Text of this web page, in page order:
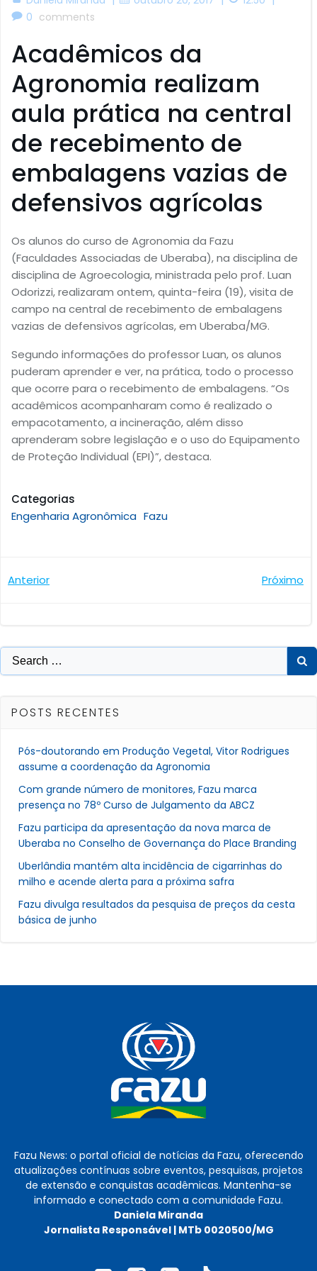
0 comments
Acadêmicos da
Agronomia realizam
aula prática na central
de recebimento de
embalagens vazias de
defensivos agrícolas
Os alunos do curso de Agronomia da Fazu
(Faculdades Associadas de Uberaba), na disciplina de
disciplina de Agroecologia, ministrada pelo prof. Luan
Odorizzi, realizaram ontem, quinta-feira (19), visita de
campo na central de recebimento de embalagens
vazias de defensivos agrícolas, em Uberaba/MG.
Segundo informações do professor Luan, os alunos
puderam aprender e ver, na prática, todo o processo
que ocorre para o recebimento de embalagens. “Os
acadêmicos acompanharam como é realizado o
empacotamento, a incineração, além disso
aprenderam sobre legislação e o uso do Equipamento
de Proteção Individual (EPI)”, destaca.
Categorias
Engenharia Agronômica Fazu
Navegação
Post
Anterior
Post
Próximo
Search
for:
POSTS RECENTES
Pós-doutorando em Produção Vegetal, Vitor Rodrigues
assume a coordenação da Agronomia
Com grande número de monitores, Fazu marca
presença no 78º Curso de Julgamento da ABCZ
Fazu participa da apresentação da nova marca de
Uberaba no Conselho de Governança do Place Branding
Uberlândia mantém alta incidência de cigarrinhas do
milho e acende alerta para a próxima safra
Fazu divulga resultados da pesquisa de preços da cesta
básica de junho
Fazu News: o portal oficial de notícias da Fazu, oferecendo
atualizações contínuas sobre eventos, pesquisas, projetos
de extensão e conquistas acadêmicas. Mantenha-se
informado e conectado com a comunidade Fazu.
Daniela Miranda
Jornalista Responsável | MTb 0020500/MG